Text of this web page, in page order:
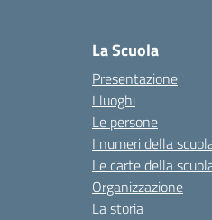
La Scuola
Presentazione
I luoghi
Le persone
I numeri della
Le carte della
Organizzazione
La storia